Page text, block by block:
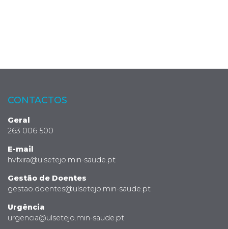
CONTACTOS
Geral
263 006 500
E-mail
hvfxira@ulsetejo.min-saude.pt
Gestão de Doentes
gestao.doentes@ulsetejo.min-saude.pt
Urgência
urgencia@ulsetejo.min-saude.pt